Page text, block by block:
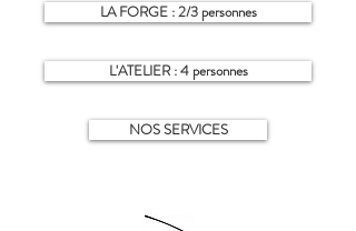
LA FORGE : 2/3 personnes
L'ATELIER : 4 personnes
NOS SERVICES